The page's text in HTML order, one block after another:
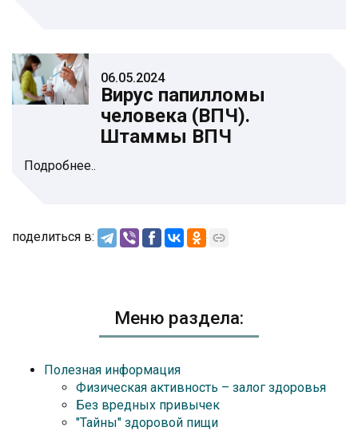
06.05.2024
Вирус папилломы
человека (ВПЧ).
Штаммы ВПЧ
Подробнее..
поделиться в:
Меню раздела:
Полезная информация
Физическая активность – залог здоровья
Без вредных привычек
"Тайны" здоровой пищи